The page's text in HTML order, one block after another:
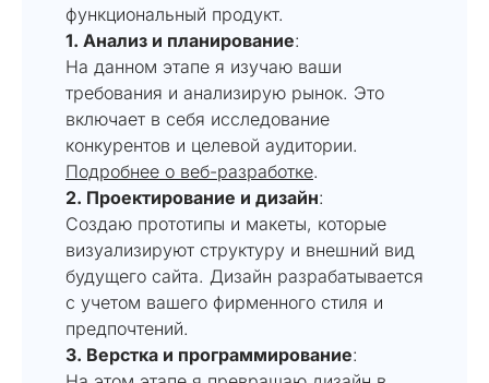
функциональный продукт.
1. Анализ и планирование:
На данном этапе я изучаю ваши
требования и анализирую рынок. Это
включает в себя исследование
конкурентов и целевой аудитории.
Подробнее о веб-разработке.
2. Проектирование и дизайн:
Создаю прототипы и макеты, которые
визуализируют структуру и внешний вид
будущего сайта. Дизайн разрабатывается
с учетом вашего фирменного стиля и
предпочтений.
3. Верстка и программирование: